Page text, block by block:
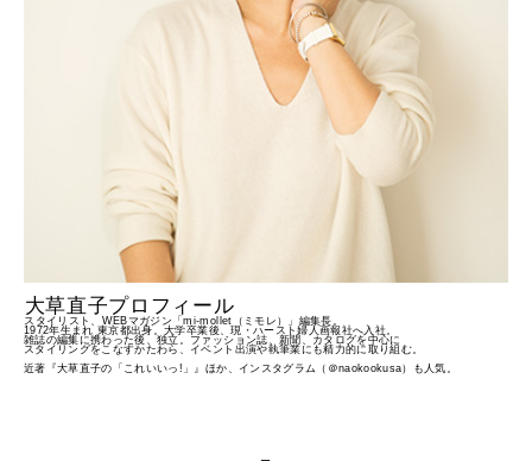
大草直子プロフィール
スタイリスト、WEBマガジン「mi-mollet（ミモレ）」編集長。
1972年生まれ 東京都出身。大学卒業後、現・ハースト婦人画報社へ入社。
雑誌の編集に携わった後、独立。ファッション誌、新聞、カタログを中心に
スタイリングをこなすかたわら、イベント出演や執筆業にも精力的に取り組む。
近著『大草直子の「これいいっ!」』ほか、インスタグラム（＠naokookusa）も人気。